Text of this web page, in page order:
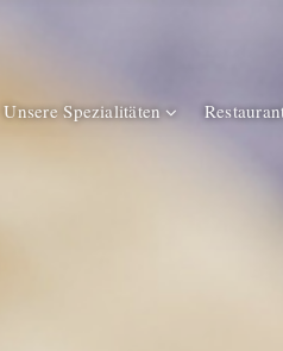
Unsere Spezialitäten